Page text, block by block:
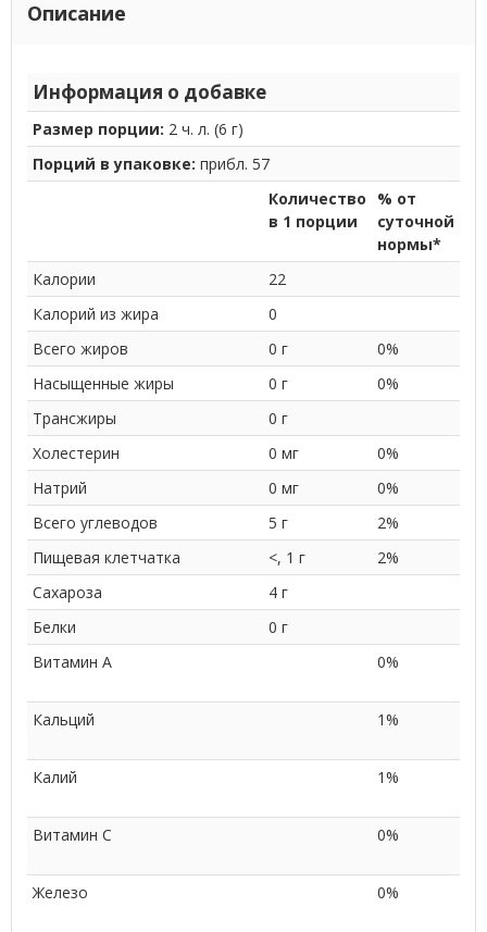
Описание
Информация о добавке
Размер порции: 2 ч. л. (6 г)
Порций в упаковке: прибл. 57
Количество
в 1 порции
% от
суточной
нормы*
Калории
22
Калорий из жира
0
Всего жиров
0 г
0%
Насыщенные жиры
0 г
0%
Трансжиры
0 г
Холестерин
0 мг
0%
Натрий
0 мг
0%
Всего углеводов
5 г
2%
Пищевая клетчатка
<, 1 г
2%
Сахароза
4 г
Белки
0 г
Витамин A
0%
Кальций 1%
Калий 1%
Витамин C 0%
Железо 0%